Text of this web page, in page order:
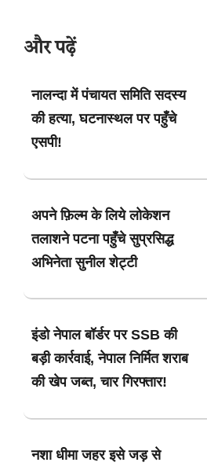
और पढ़ें
नालन्दा में पंचायत समिति सदस्य
की हत्या, घटनास्थल पर पहुँचे
एसपी!
अपने फ़िल्म के लिये लोकेशन
तलाशने पटना पहुँचे सुप्रसिद्ध
अभिनेता सुनील शेट्टी
इंडो नेपाल बॉर्डर पर SSB की
बड़ी कार्रवाई, नेपाल निर्मित शराब
की खेप जब्त, चार गिरफ्तार!
नशा धीमा जहर इसे जड़ से